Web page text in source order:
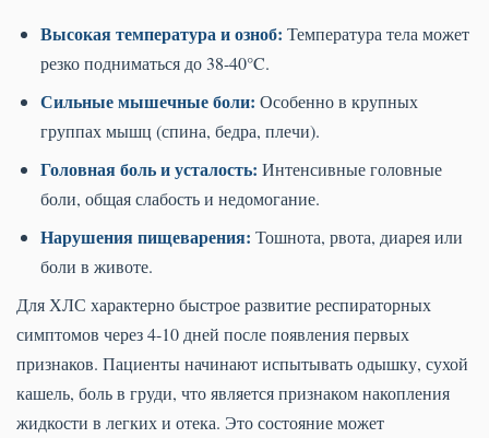
Высокая температура и озноб: Температура тела может
резко подниматься до 38-40°C.
Сильные мышечные боли: Особенно в крупных
группах мышц (спина, бедра, плечи).
Головная боль и усталость: Интенсивные головные
боли, общая слабость и недомогание.
Нарушения пищеварения: Тошнота, рвота, диарея или
боли в животе.
Для ХЛС характерно быстрое развитие респираторных
симптомов через 4-10 дней после появления первых
признаков. Пациенты начинают испытывать одышку, сухой
кашель, боль в груди, что является признаком накопления
жидкости в легких и отека. Это состояние может